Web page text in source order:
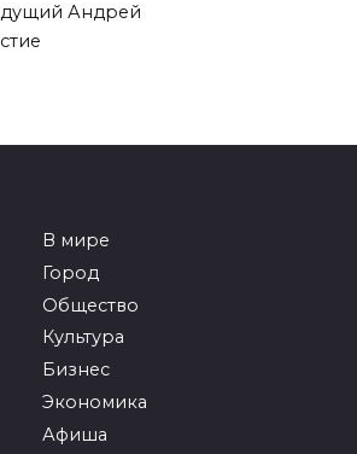
Андрей
В мире
Город
Общество
Культура
Бизнес
Экономика
Афиша